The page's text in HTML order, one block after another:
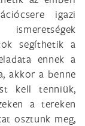
igazi
segíthetik a
ennek a
akkor a benne
kell tenniük,
a tereken
osztunk meg,